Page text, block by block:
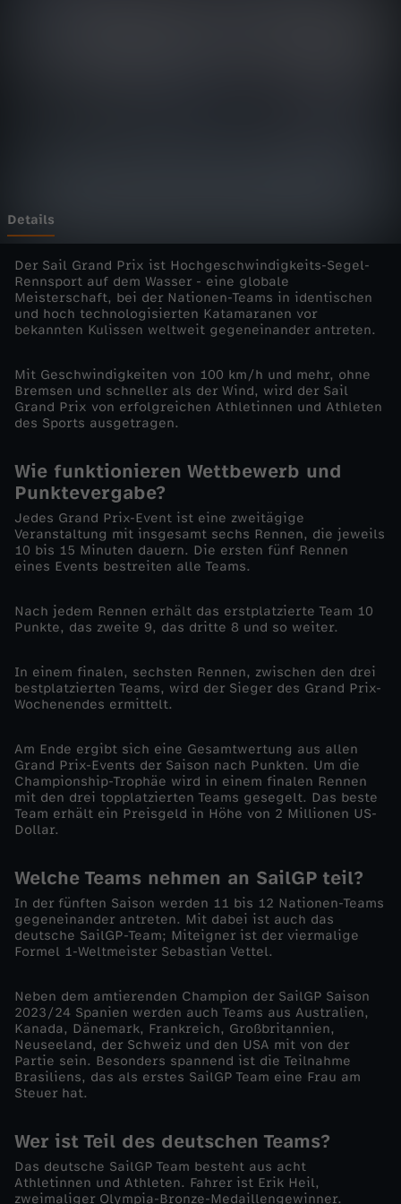
p
e
e
r
e
n
n
e
n
S
e
g
e
l
n
:
S
a
i
l
G
Details
Der Sail Grand Prix ist Hochgeschwindigkeits-Segel-
Rennsport auf dem Wasser - eine globale
Meisterschaft, bei der Nationen-Teams in identischen
und hoch technologisierten Katamaranen vor
bekannten Kulissen weltweit gegeneinander antreten.
Mit Geschwindigkeiten von 100 km/h und mehr, ohne
Bremsen und schneller als der Wind, wird der Sail
Grand Prix von erfolgreichen Athletinnen und Athleten
des Sports ausgetragen.
Wie funktionieren Wettbewerb und
Punktevergabe?
Jedes Grand Prix-Event ist eine zweitägige
Veranstaltung mit insgesamt sechs Rennen, die jeweils
10 bis 15 Minuten dauern. Die ersten fünf Rennen
eines Events bestreiten alle Teams.
Nach jedem Rennen erhält das erstplatzierte Team 10
Punkte, das zweite 9, das dritte 8 und so weiter.
In einem finalen, sechsten Rennen, zwischen den drei
bestplatzierten Teams, wird der Sieger des Grand Prix-
Wochenendes ermittelt.
Am Ende ergibt sich eine Gesamtwertung aus allen
Grand Prix-Events der Saison nach Punkten. Um die
Championship-Trophäe wird in einem finalen Rennen
mit den drei topplatzierten Teams gesegelt. Das beste
Team erhält ein Preisgeld in Höhe von 2 Millionen US-
Dollar.
Welche Teams nehmen an SailGP teil?
In der fünften Saison werden 11 bis 12 Nationen-Teams
gegeneinander antreten. Mit dabei ist auch das
deutsche SailGP-Team; Miteigner ist der viermalige
Formel 1-Weltmeister Sebastian Vettel.
Neben dem amtierenden Champion der SailGP Saison
2023/24 Spanien werden auch Teams aus Australien,
Kanada, Dänemark, Frankreich, Großbritannien,
Neuseeland, der Schweiz und den USA mit von der
Partie sein. Besonders spannend ist die Teilnahme
Brasiliens, das als erstes SailGP Team eine Frau am
Steuer hat.
Wer ist Teil des deutschen Teams?
Das deutsche SailGP Team besteht aus acht
Athletinnen und Athleten. Fahrer ist Erik Heil,
zweimaliger Olympia-Bronze-Medaillengewinner.